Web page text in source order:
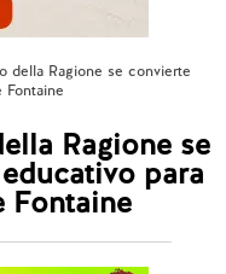
della Ragione se convierte
Fontaine
Ragione se
para
Fontaine